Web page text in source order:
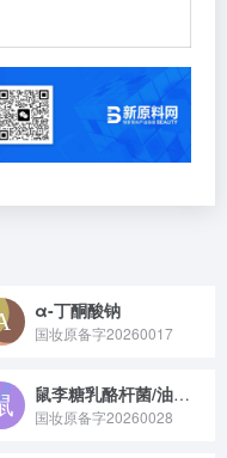
α-丁酮酸钠
国妆原备字20260017
鼠李糖乳酪杆菌/油茶（CAMELLIA OLEIFERA）籽提取物发酵产物滤液
国妆原备字20260028